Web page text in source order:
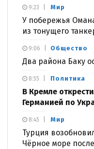
Мир
У побережья
из тонущего
9:23
Общество
Два района Баку
9:06
Политика
В Кремле
Германией по
8:55
Мир
Турция
Чёрное море
8:45